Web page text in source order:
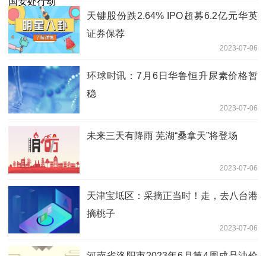
天键股份跌2.64% IPO超募6.2亿元华英
证券保荐
2023-07-06
环球时讯：7月6日华鲁恒升尿素价格暂
稳
2023-07-06
未来三天有降雨 芜湖“桑拿天”将登场
2023-07-06
天津宝坻区：采摘正当时！走，去八台港
摘桃子
2023-07-06